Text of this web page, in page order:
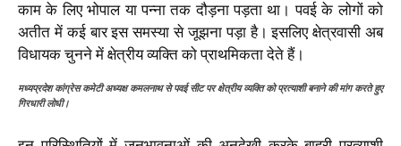
काम के लिए भोपाल या पन्ना तक दौड़ना पड़ता था। पवई के लोगों को
अतीत में कई बार इस समस्या से जूझना पड़ा है। इसलिए क्षेत्रवासी अब
विधायक चुनने में क्षेत्रीय व्यक्ति को प्राथमिकता देते हैं।
मध्यप्रदेश कांग्रेस कमेटी अध्यक्ष कमलनाथ से पवई सीट पर क्षेत्रीय व्यक्ति को प्रत्याशी बनाने की मांग करते हुए
गिरधारी लोधी।